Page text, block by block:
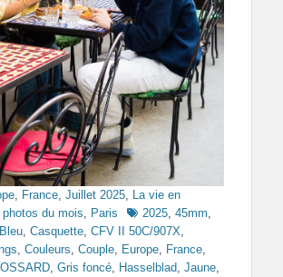
France Juillet 2025 La vie en
photos du mois Paris Tags2025 45mm
Bleu Casquette CFV II 50C/907X
Couleurs Couple Europe France
Gris foncé Hasselblad Jaune